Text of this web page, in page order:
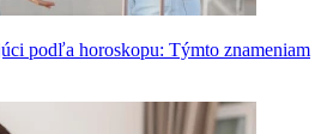
podľa horoskopu: Týmto znameniam